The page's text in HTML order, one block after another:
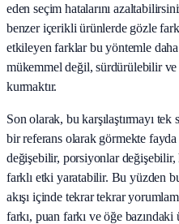
eden seçim hatalarını
benzer içerikli ürünlerde gözle
etkileyen farklar bu yöntemle
mükemmel değil, sürdürülebilir ve
kurmaktır.
Son olarak, bu karşılaştırmayı
bir referans olarak görmekte
değişebilir, porsiyonlar değişebilir,
farklı etki yaratabilir. Bu yüzden
akışı içinde tekrar tekrar
farkı, puan farkı ve öğe bazındaki